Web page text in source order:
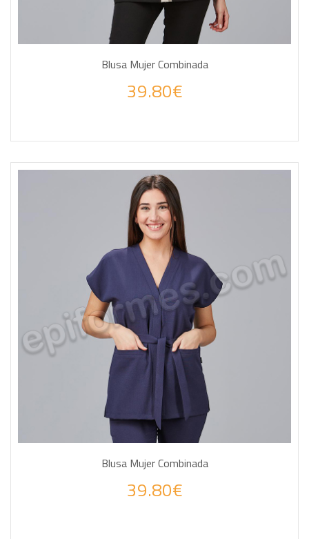
Blusa Mujer Combinada
39.80€
Blusa Mujer Combinada
39.80€